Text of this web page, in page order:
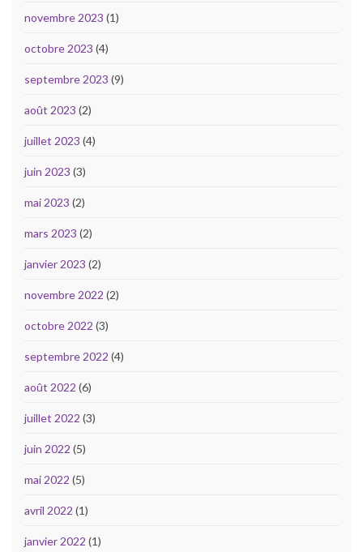
novembre 2023 (1)
octobre 2023 (4)
septembre 2023 (9)
août 2023 (2)
juillet 2023 (4)
juin 2023 (3)
mai 2023 (2)
mars 2023 (2)
janvier 2023 (2)
novembre 2022 (2)
octobre 2022 (3)
septembre 2022 (4)
août 2022 (6)
juillet 2022 (3)
juin 2022 (5)
mai 2022 (5)
avril 2022 (1)
janvier 2022 (1)